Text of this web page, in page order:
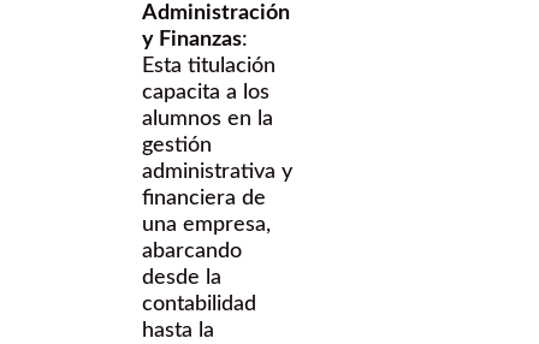
Administración
y Finanzas:
Esta titulación
capacita a los
alumnos en la
gestión
administrativa y
financiera de
una empresa,
abarcando
desde la
contabilidad
hasta la